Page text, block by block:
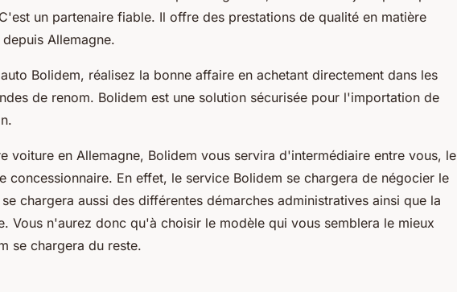
un partenaire fiable. Il offre des prestations de qualité en matière
Allemagne.
Bolidem, réalisez la bonne affaire en achetant directement dans les
de renom. Bolidem est une solution sécurisée pour l'importation de
voiture en Allemagne, Bolidem vous servira d'intermédiaire entre vous, le
concessionnaire. En effet, le service Bolidem se chargera de négocier le
chargera aussi des différentes démarches administratives ainsi que la
Vous n'aurez donc qu'à choisir le modèle qui vous semblera le mieux
se chargera du reste.